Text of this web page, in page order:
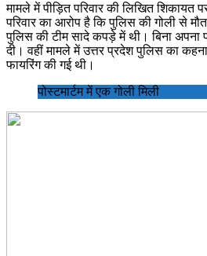
मामले में पीड़ित परिवार की लिखित शिकायत
परिवार का आरोप है कि पुलिस की गोली से
पुलिस की टीम सादे कपड़े में थी। बिना अपना
दी। वहीं मामले में उत्तर प्रदेश पुलिस का
फायरिंग की गई थी।
पोस्टमार्टम में एक गोली मिली